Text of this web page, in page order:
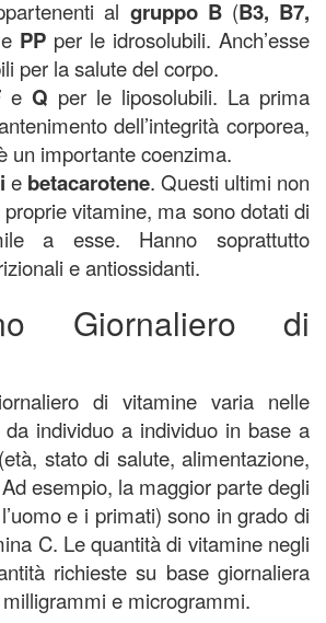
al gruppo B(B3, B7,
e PP per le idrosolubili. Anch’esse
per la salute del corpo.
e Q per le liposolubili. La prima
dell’integrità corporea,
un importante coenzima.
e betacarotene. Questi ultimi non
vitamine, ma sono dotati di
a esse. Hanno soprattutto
e antiossidanti.
Giornaliero di
di vitamine varia nelle
individuo a individuo in base a
stato di salute, alimentazione,
Ad esempio, la maggior parte degli
e i primati) sono in grado di
C. Le quantità di vitamine negli
richieste su base giornaliera
e microgrammi.